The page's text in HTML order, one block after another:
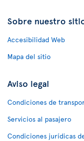
Sobre nuestro
Accesibilidad Web
Mapa del sitio
Aviso legal
Condiciones de
Servicios al pasajero
Condiciones jurídicas